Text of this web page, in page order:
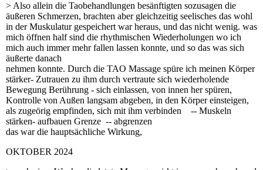
> Also allein die Taobehandlungen besänftigten sozusagen die
äußeren Schmerzen, brachten aber gleichzeitig seelisches das wohl
in der Muskulatur gespeichert war heraus, und das nicht wenig. was
mich öffnen half sind die rhythmischen Wiederholungen wo ich
mich auch immer mehr fallen lassen konnte, und so das was sich
äußerte danach
nehmen konnte. Durch die TAO Massage spüre ich meinen Körper
stärker- Zutrauen zu ihm durch vertraute sich wiederholende
Bewegung Berührung - sich einlassen, von innen her spüren,
Kontrolle von Außen langsam abgeben, in den Körper einsteigen,
als zugeörig empfinden, sich mit ihm verbinden -- Muskeln
stärken- aufbauen Grenze -- abgrenzen
das war die hauptsächliche Wirkung,
OKTOBER 2024